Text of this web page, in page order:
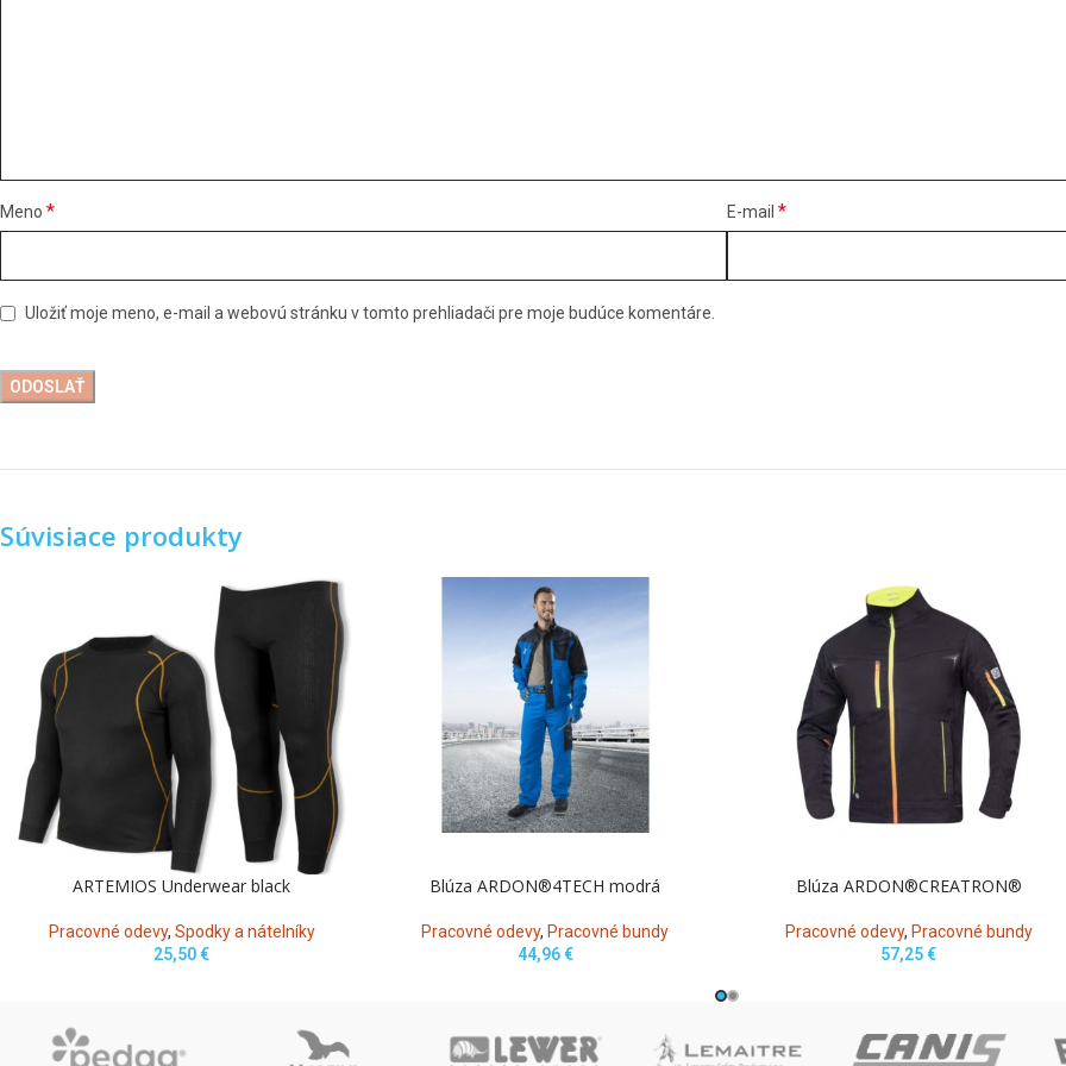
Meno * E-mail *
Uložiť moje meno, e-mail a webovú stránku v tomto prehliadači pre moje budúce komentáre.
Súvisiace produkty
ARTEMIOS Underwear black
Pracovné odevy, Spodky a nátelníky
25,50€
Blúza ARDON®4TECH modrá
Pracovné odevy, Pracovné bundy
44,96€
Blúza ARDON®CREATRON®
Pracovné odevy, Pracovné bundy
57,25€